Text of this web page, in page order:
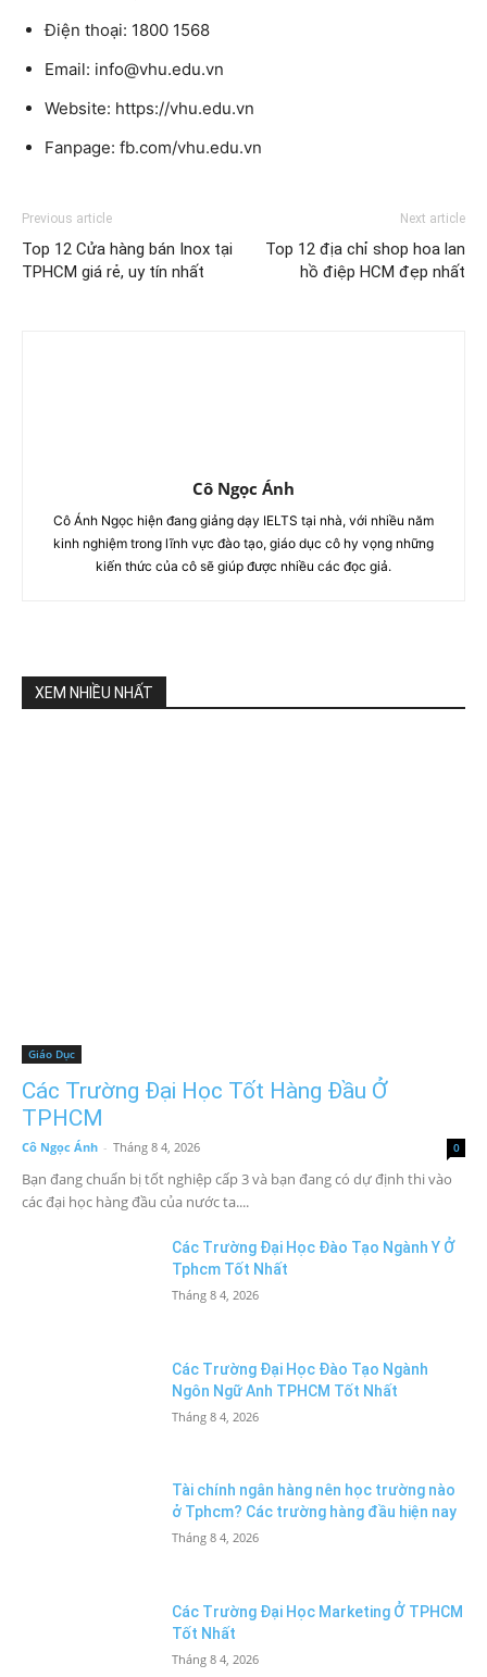
Điện thoại: 1800 1568
Email: info@vhu.edu.vn
Website: https://vhu.edu.vn
Fanpage: fb.com/vhu.edu.vn
Previous article
Top 12 Cửa hàng bán Inox tại
TPHCM giá rẻ, uy tín nhất
Next article
Top 12 địa chỉ shop hoa lan
hồ điệp HCM đẹp nhất
Cô Ngọc Ánh
Cô Ánh Ngọc hiện đang giảng dạy IELTS tại nhà, với nhiều năm
kinh nghiệm trong lĩnh vực đào tạo, giáo dục cô hy vọng những
kiến thức của cô sẽ giúp được nhiều các đọc giả.
XEM NHIỀU NHẤT
Giáo Dục
Các Trường Đại Học Tốt Hàng Đầu Ở
TPHCM
Cô Ngọc Ánh - Tháng 8 4, 2026 0
Bạn đang chuẩn bị tốt nghiệp cấp 3 và bạn đang có dự định thi vào
các đại học hàng đầu của nước ta....
Các Trường Đại Học Đào Tạo Ngành Y Ở
Tphcm Tốt Nhất
Tháng 8 4, 2026
Các Trường Đại Học Đào Tạo Ngành
Ngôn Ngữ Anh TPHCM Tốt Nhất
Tháng 8 4, 2026
Tài chính ngân hàng nên học trường nào
ở Tphcm? Các trường hàng đầu hiện nay
Tháng 8 4, 2026
Các Trường Đại Học Marketing Ở TPHCM
Tốt Nhất
Tháng 8 4, 2026